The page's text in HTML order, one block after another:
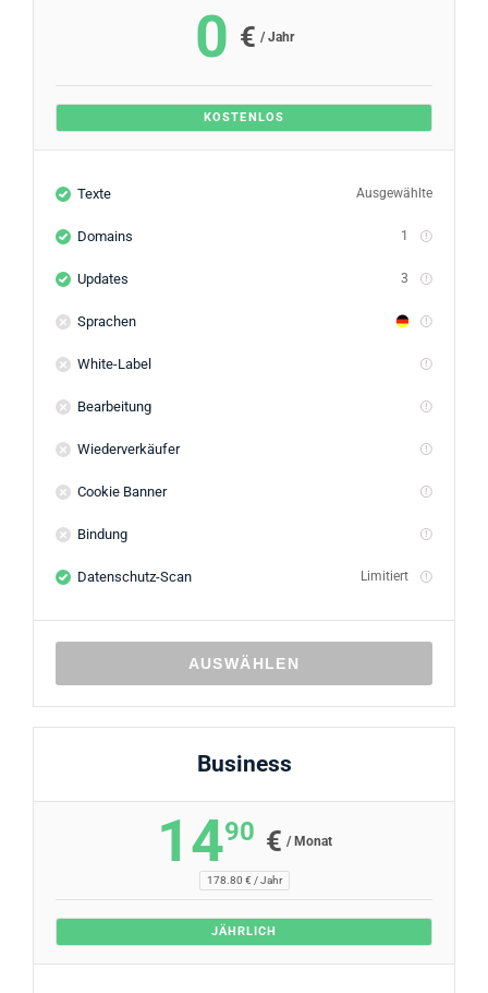
0 € / Jahr
KOSTENLOS
Texte Ausgewählte
Domains 1
Updates 3
Sprachen
White-Label
Bearbeitung
Wiederverkäufer
Cookie Banner
Bindung
Datenschutz-Scan Limitiert
AUSWÄHLEN
Business
1490 € / Monat
178.80 € / Jahr
JÄHRLICH